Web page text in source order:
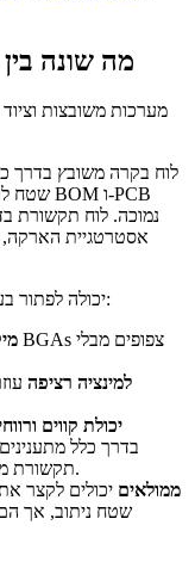
מה שונה
מערכות משובצות
לוח בקרה משובץ בדרך
נמוכה. לוח תקשורת
אסטרטגיית הארקה,
משמעות הדבר שאותה תכונת HDI יכולה לפתור בעיות שונות:
למינציה רציפה
יכולת קווים
תקשורת מתענינים בצפיפות בתוספת יציבות עכבה.
Via-in-pad ו-Vias ממולאים יכולים לקצר
שטח ניתוב, אך הם